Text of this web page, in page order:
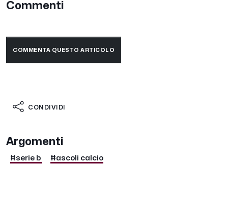
Commenti
COMMENTA QUESTO ARTICOLO
CONDIVIDI
Argomenti
#serie b #ascoli calcio